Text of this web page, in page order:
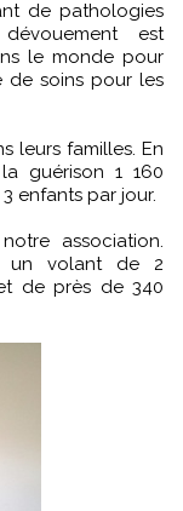
de pathologies
est
le monde pour
de soins pour les
leurs familles. En
guérison 1 160
enfants par jour.
association.
un volant de 2
de près de 340